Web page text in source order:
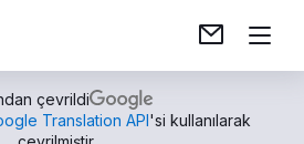
çevrildi
Translation API'si kullanılarak